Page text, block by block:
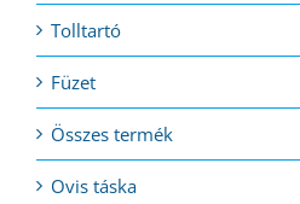
Tolltartó
Füzet
Összes termék
Ovis táska